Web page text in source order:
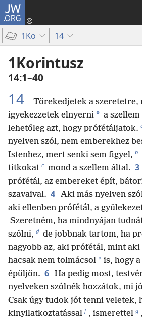
JW.ORG
1Ko 14
1Korintusz
14:1–40
14
Törekedjetek a szeretetre,
igyekezzetek elnyerni * a
lehetőleg azt, hogy prófétáljatok.
nyelven szól, nem emberekhez
Istenhez, mert senki sem figyel, b
titkokat c mond a szellem által. 3
prófétál, az embereket épít,
szavaival. 4 Aki más nyelven
aki ellenben prófétál, a
Szeretném, ha mindnyájan
szólni, d de jobbnak tartom, ha
nagyobb az, aki prófétál, mint aki
hacsak nem tolmácsol * is, hogy
épüljön. 6 Ha pedig most,
nyelveken szólnék hozzátok, mi
Csak úgy tudok jót tenni veletek,
kinyilatkoztatással f , ismerettel g